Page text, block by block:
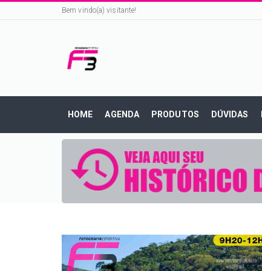
Bem vindo(a) visitante!
HOME AGENDA PRODUTOS DÚVIDAS